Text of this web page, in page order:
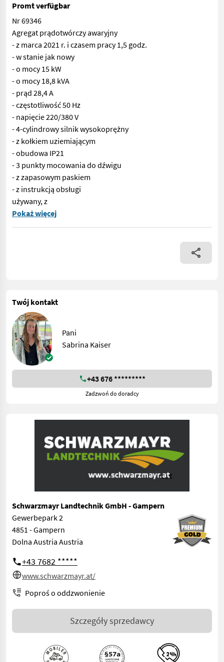
Promt verfügbar
Nr 69346
Agregat prądotwórczy awaryjny
- z marca 2021 r. i czasem pracy 1,5 godz.
- w stanie jak nowy
- o mocy 15 kW
- o mocy 18,8 kVA
- prąd 28,4 A
- częstotliwość 50 Hz
- napięcie 220/380 V
- 4-cylindrowy silnik wysokoprężny
- z kołkiem uziemiającym
- obudowa IP21
- 3 punkty mocowania do dźwigu
- z zapasowym paskiem
- z instrukcją obsługi
używany, z
Nr 69346 Agregat prądotwórczy awaryjny - z marca 2021 r. i
Pokaż więcej
Twój kontakt
Pani
Sabrina Kaiser
+43 676 *********
Zadzwoń do doradcy
Schwarzmayr Landtechnik GmbH - Gampern
Gewerbepark 2
4851 - Gampern
Dolna Austria Austria
+43 7682 *****
www.schwarzmayr.at/
Poproś o oddzwonienie
Szczegóły sprzedawcy